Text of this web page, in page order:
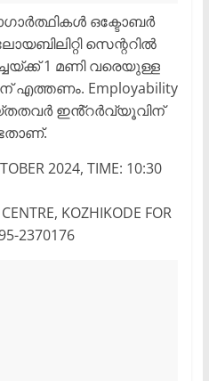
ഒക്ടോബർ
സെന്ററിൽ
1 മണി വരെയുള്ള
എത്തണം. Employability
ഇൻ്റർവ്യൂവിന്
2024, TIME: 10:30
KOZHIKODE FOR
2370176